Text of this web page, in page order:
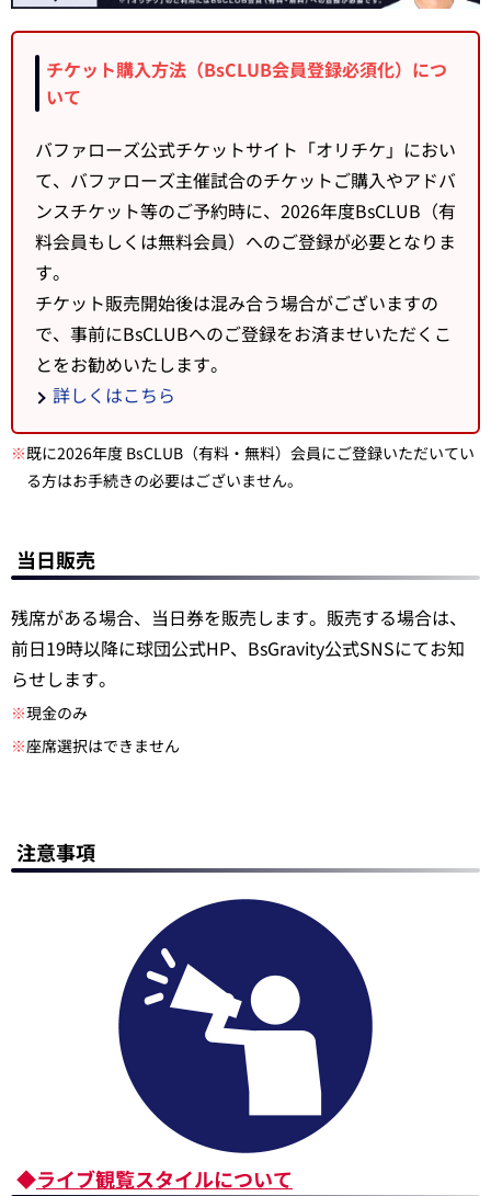
チケット購入方法（BsCLUB会員登録必須化）につ
いて
バファローズ公式チケットサイト「オリチケ」におい
て、バファローズ主催試合のチケットご購入やアドバ
ンスチケット等のご予約時に、2026年度BsCLUB（有
料会員もしくは無料会員）へのご登録が必要となりま
す。
チケット販売開始後は混み合う場合がございますの
で、事前にBsCLUBへのご登録をお済ませいただくこ
とをお勧めいたします。
詳しくはこちら
※既に2026年度 BsCLUB（有料・無料）会員にご登録いただいてい
る方はお手続きの必要はございません。
当日販売
残席がある場合、当日券を販売します。販売する場合は、
前日19時以降に球団公式HP、BsGravity公式SNSにてお知
らせします。
※現金のみ
※座席選択はできません
注意事項
◆ライブ観覧スタイルについて